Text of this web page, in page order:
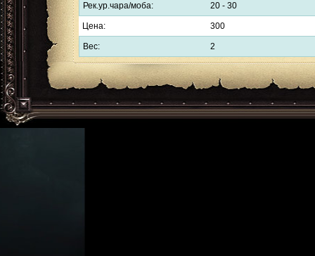
Рек.ур.чара/моба: 20 - 30
Цена: 300
Вес: 2